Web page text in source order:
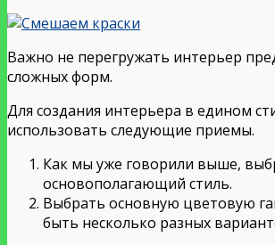
Важно не перегружать интерьер
сложных форм.
Для создания интерьера в едином
использовать следующие приемы.
Как мы уже говорили выше,
основополагающий стиль.
Выбрать основную цветовую
быть несколько разных